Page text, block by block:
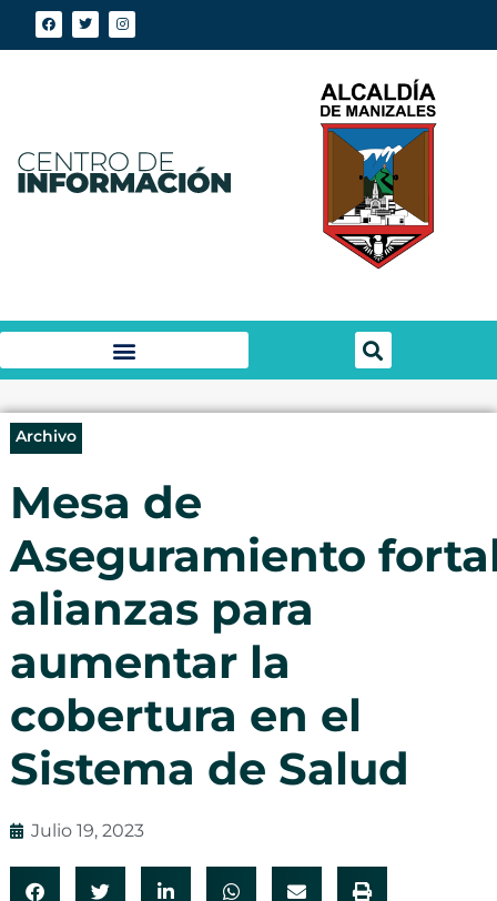
Archivo
Mesa de
Aseguramiento
alianzas para
aumentar la
cobertura en el
Sistema de Salud
Julio 19, 2023